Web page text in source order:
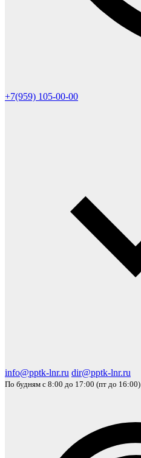
+7(959) 105-00-00
info@pptk-lnr.ru dir@pptk-lnr.ru
По будням с 8:00 до 17:00 (пт до 16:00)